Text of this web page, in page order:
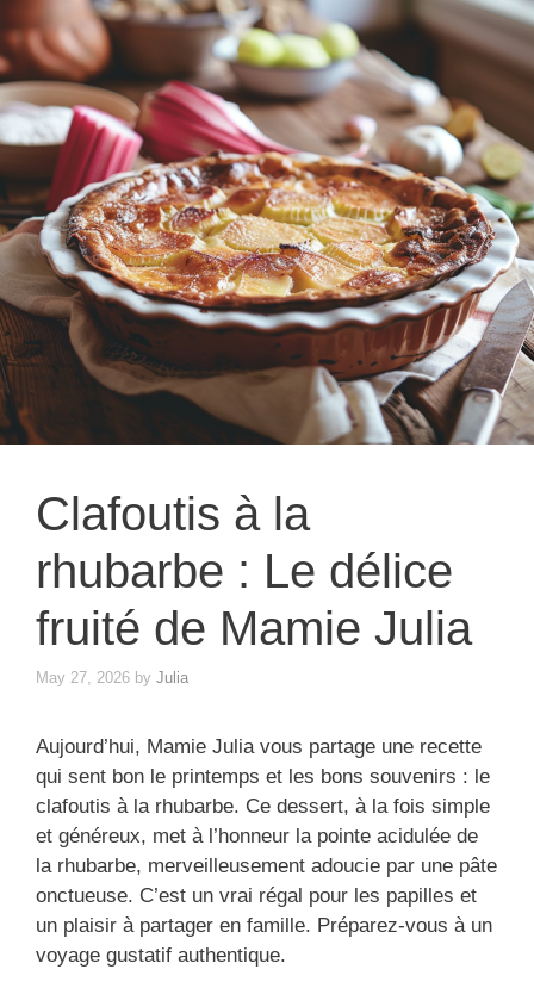
Clafoutis à la
rhubarbe : Le délice
fruité de Mamie Julia
May 27, 2026 by Julia
Aujourd’hui, Mamie Julia vous partage une recette
qui sent bon le printemps et les bons souvenirs : le
clafoutis à la rhubarbe. Ce dessert, à la fois simple
et généreux, met à l’honneur la pointe acidulée de
la rhubarbe, merveilleusement adoucie par une pâte
onctueuse. C’est un vrai régal pour les papilles et
un plaisir à partager en famille. Préparez-vous à un
voyage gustatif authentique.